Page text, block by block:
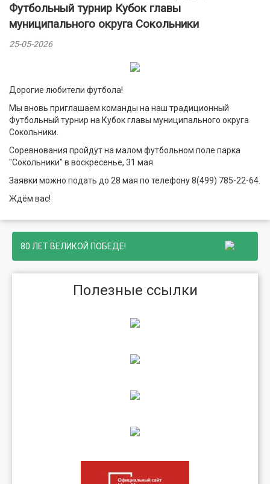
Футбольный турнир Кубок главы
муниципального округа Сокольники
25-05-2026
Дорогие любители футбола!
Мы вновь приглашаем команды на наш традиционный
Футбольный турнир на Кубок главы муниципального округа
Сокольники.
Соревнования пройдут на малом футбольном поле парка
"Сокольники" в воскресенье, 31 мая.
Заявки можно подать до 28 мая по телефону 8(499) 785-22-64.
Ждём вас!
80 ЛЕТ ВЕЛИКОЙ ПОБЕДЕ!
Полезные ссылки